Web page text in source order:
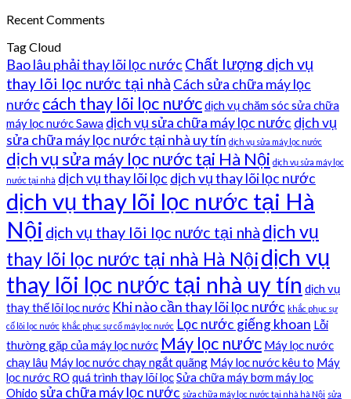
Recent Comments
Tag Cloud
Bao lâu phải thay lõi lọc nước Chất lượng dịch vụ
thay lõi lọc nước tại nhà Cách sửa chữa máy lọc
nước cách thay lõi lọc nướcdịch vụ chăm sóc sửa chữa
máy lọc nước Sawa dịch vụ sửa chữa máy lọc nước dịch vụ
sửa chữa máy lọc nước tại nhà uy tín dịch vụ sửa máy lọc nước
dịch vụ sửa máy lọc nước tại Hà Nội dịch vụ sửa máy lọc
nước tại nhà dịch vụ thay lõi lọc dịch vụ thay lõi lọc nước
dịch vụ thay lõi lọc nước tại Hà
Nội dịch vụ thay lõi lọc nước tại nhà dịch vụ
thay lõi lọc nước tại nhà Hà Nộidịch vụ
thay lõi lọc nước tại nhà uy tín dịch vụ
thay thế lõi lọc nước Khi nào cần thay lõi lọc nước khắc phục sự
cố lõi lọc nước khắc phục sự cố máy lọc nước Lọc nước giếng khoan Lỗi
thường gặp của máy lọc nước Máy lọc nước Máy lọc nước
chạy lâu Máy lọc nước chạy ngắt quãng Máy lọc nước kêu to Máy
lọc nước RO quá trình thay lõi lọcSửa chữa máy bơm máy lọc
Ohido sửa chữa máy lọc nước sửa chữa máy lọc nước tại nhà hà Nội sửa